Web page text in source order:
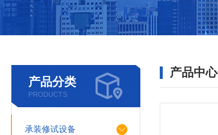
产品分类
PRODUCTS
承装修试设备
产品中心